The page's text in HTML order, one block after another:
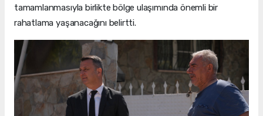
tamamlanmasıyla birlikte bölge ulaşımında önemli bir
rahatlama yaşanacağını belirtti.